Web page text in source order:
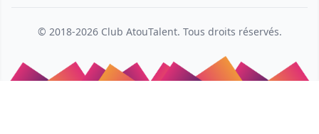
© 2018-2026 Club AtouTalent. Tous droits réservés.